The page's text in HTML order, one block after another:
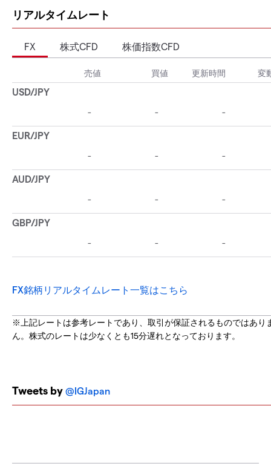
リアルタイムレート
FX 株式CFD 株価指数CFD
FX銘柄リアルタイムレート一覧はこちら
※上記レートは参考レートであり、取引が保証されるものではあり
ん。株式のレートは少なくとも15分遅れとなっております。
Tweets by @IGJapan